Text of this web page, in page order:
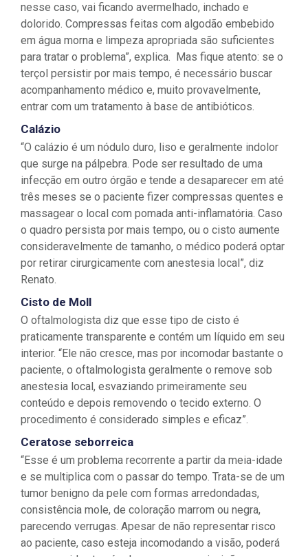
nesse caso, vai ficando avermelhado, inchado e
dolorido. Compressas feitas com algodão embebido
em água morna e limpeza apropriada são suficientes
para tratar o problema”, explica. Mas fique atento: se o
terçol persistir por mais tempo, é necessário buscar
acompanhamento médico e, muito provavelmente,
entrar com um tratamento à base de antibióticos.
Calázio
“O calázio é um nódulo duro, liso e geralmente indolor
que surge na pálpebra. Pode ser resultado de uma
infecção em outro órgão e tende a desaparecer em até
três meses se o paciente fizer compressas quentes e
massagear o local com pomada anti-inflamatória. Caso
o quadro persista por mais tempo, ou o cisto aumente
consideravelmente de tamanho, o médico poderá optar
por retirar cirurgicamente com anestesia local”, diz
Renato.
Cisto de Moll
O oftalmologista diz que esse tipo de cisto é
praticamente transparente e contém um líquido em seu
interior. “Ele não cresce, mas por incomodar bastante o
paciente, o oftalmologista geralmente o remove sob
anestesia local, esvaziando primeiramente seu
conteúdo e depois removendo o tecido externo. O
procedimento é considerado simples e eficaz”.
Ceratose seborreica
“Esse é um problema recorrente a partir da meia-idade
e se multiplica com o passar do tempo. Trata-se de um
tumor benigno da pele com formas arredondadas,
consistência mole, de coloração marrom ou negra,
parecendo verrugas. Apesar de não representar risco
ao paciente, caso esteja incomodando a visão, poderá